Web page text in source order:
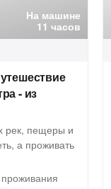
На машине
11 часов
- из
рек, пещеры и
а проживать